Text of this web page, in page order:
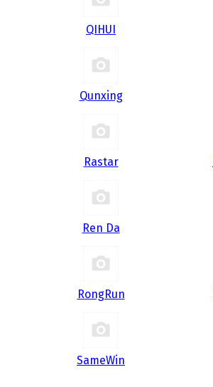
QIHUI
Qunxing
Rastar
Ren Da
RongRun
SameWin